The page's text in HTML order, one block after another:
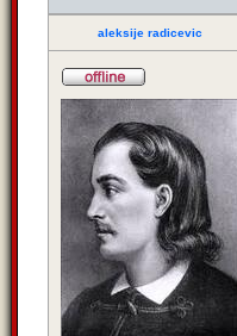
aleksije radicevic